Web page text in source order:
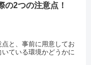
の2つの注意点！
と、事前に用意してお
ている環境かどうかに